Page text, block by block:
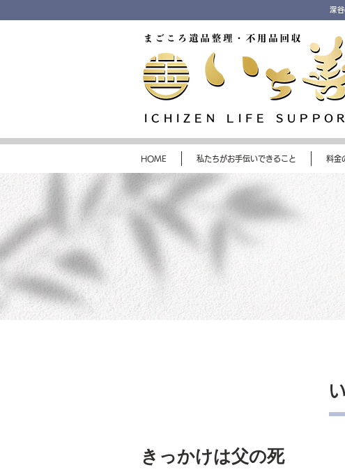
深
ICHIZEN LIFE
HOME 私たちがお手伝いできること 料金
きっかけは父の死